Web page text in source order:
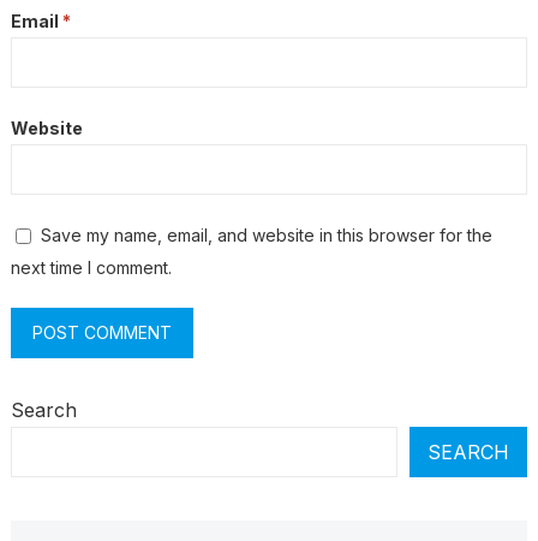
Email *
Website
Save my name, email, and website in this browser for the
next time I comment.
Search
SEARCH